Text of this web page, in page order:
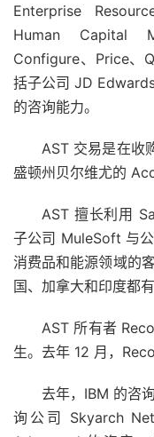
Enterprise
Human Capital
Configure、Price、
括子公司 JD
的咨询能力。
AST 交易是在收
盛顿州贝尔维尤的
AST 擅长利用
子公司 MuleSoft 与
消费品和能源领域的
国、加拿大和印度都有
AST 所有者
生。去年 12 月，
去年，IBM 的咨
询公司 Skyarch